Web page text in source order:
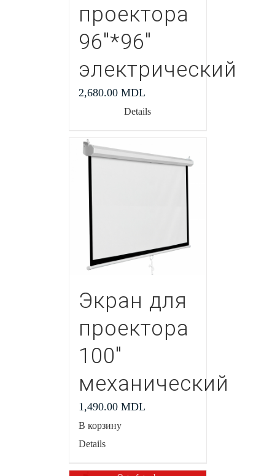
проектора
96″*96″
электрический
2,680.00 MDL
Details
Экран для
проектора
100″
механический
1,490.00 MDL
В корзину
Details